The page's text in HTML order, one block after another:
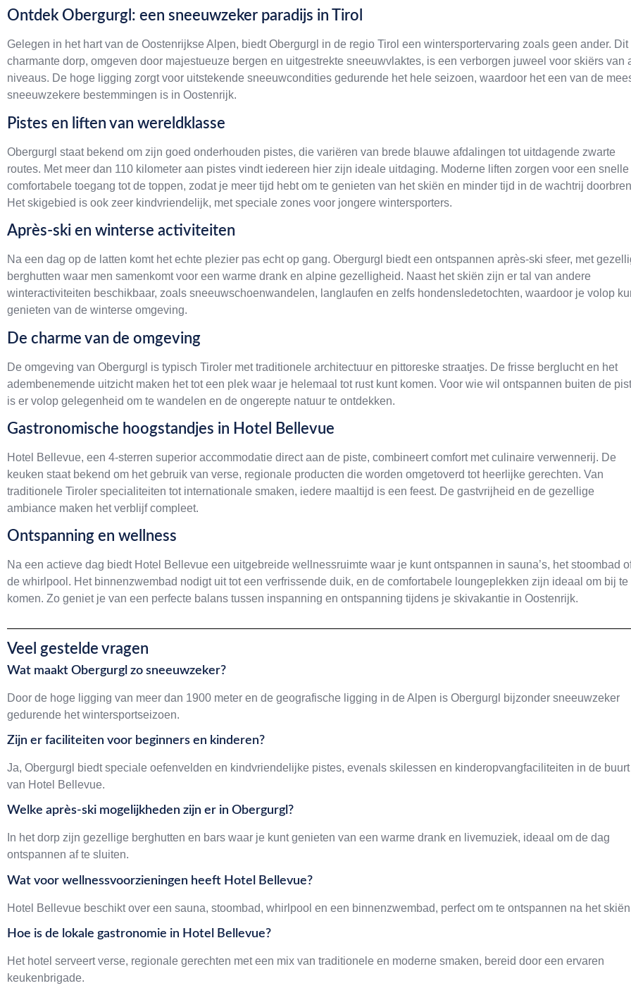
Ontdek Obergurgl: een sneeuwzeker paradijs in Tirol
Gelegen in het hart van de Oostenrijkse Alpen, biedt Obergurgl in de regio Tirol een wintersportervaring zoals geen ander. Dit
charmante dorp, omgeven door majestueuze bergen en uitgestrekte sneeuwvlaktes, is een verborgen juweel voor skiërs van
niveaus. De hoge ligging zorgt voor uitstekende sneeuwcondities gedurende het hele seizoen, waardoor het een van de
sneeuwzekere bestemmingen is in Oostenrijk.
Pistes en liften van wereldklasse
Obergurgl staat bekend om zijn goed onderhouden pistes, die variëren van brede blauwe afdalingen tot uitdagende zwarte
routes. Met meer dan 110 kilometer aan pistes vindt iedereen hier zijn ideale uitdaging. Moderne liften zorgen voor een snelle
comfortabele toegang tot de toppen, zodat je meer tijd hebt om te genieten van het skiën en minder tijd in de wachtrij
Het skigebied is ook zeer kindvriendelijk, met speciale zones voor jongere wintersporters.
Après-ski en winterse activiteiten
Na een dag op de latten komt het echte plezier pas echt op gang. Obergurgl biedt een ontspannen après-ski sfeer, met
berghutten waar men samenkomt voor een warme drank en alpine gezelligheid. Naast het skiën zijn er tal van andere
winteractiviteiten beschikbaar, zoals sneeuwschoenwandelen, langlaufen en zelfs hondensledetochten, waardoor je volop
genieten van de winterse omgeving.
De charme van de omgeving
De omgeving van Obergurgl is typisch Tiroler met traditionele architectuur en pittoreske straatjes. De frisse berglucht en het
adembenemende uitzicht maken het tot een plek waar je helemaal tot rust kunt komen. Voor wie wil ontspannen buiten de
is er volop gelegenheid om te wandelen en de ongerepte natuur te ontdekken.
Gastronomische hoogstandjes in Hotel Bellevue
Hotel Bellevue, een 4-sterren superior accommodatie direct aan de piste, combineert comfort met culinaire verwennerij. De
keuken staat bekend om het gebruik van verse, regionale producten die worden omgetoverd tot heerlijke gerechten. Van
traditionele Tiroler specialiteiten tot internationale smaken, iedere maaltijd is een feest. De gastvrijheid en de gezellige
ambiance maken het verblijf compleet.
Ontspanning en wellness
Na een actieve dag biedt Hotel Bellevue een uitgebreide wellnessruimte waar je kunt ontspannen in sauna’s, het stoombad
de whirlpool. Het binnenzwembad nodigt uit tot een verfrissende duik, en de comfortabele loungeplekken zijn ideaal om bij te
komen. Zo geniet je van een perfecte balans tussen inspanning en ontspanning tijdens je skivakantie in Oostenrijk.
Veel gestelde vragen
Wat maakt Obergurgl zo sneeuwzeker?
Door de hoge ligging van meer dan 1900 meter en de geografische ligging in de Alpen is Obergurgl bijzonder sneeuwzeker
gedurende het wintersportseizoen.
Zijn er faciliteiten voor beginners en kinderen?
Ja, Obergurgl biedt speciale oefenvelden en kindvriendelijke pistes, evenals skilessen en kinderopvangfaciliteiten in de buurt
van Hotel Bellevue.
Welke après-ski mogelijkheden zijn er in Obergurgl?
In het dorp zijn gezellige berghutten en bars waar je kunt genieten van een warme drank en livemuziek, ideaal om de dag
ontspannen af te sluiten.
Wat voor wellnessvoorzieningen heeft Hotel Bellevue?
Hotel Bellevue beschikt over een sauna, stoombad, whirlpool en een binnenzwembad, perfect om te ontspannen na het
Hoe is de lokale gastronomie in Hotel Bellevue?
Het hotel serveert verse, regionale gerechten met een mix van traditionele en moderne smaken, bereid door een ervaren
keukenbrigade.